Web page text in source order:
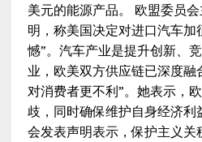
美元的能源产品。 欧盟委员
明，称美国决定对进口汽车加
憾”。汽车产业是提升创新、
业，欧美双方供应链已深度融
对消费者更不利”。她表示，
歧，同时确保维护自身经济
会发表声明表示，保护主义